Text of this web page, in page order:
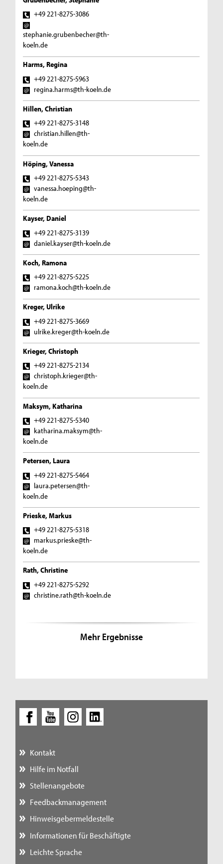
+49 221-8275-3086
stephanie.grubenbecher@th-
koeln.de
Harms, Regina
+49 221-8275-5963
regina.harms@th-koeln.de
Hillen, Christian
+49 221-8275-3148
christian.hillen@th-
koeln.de
Höping, Vanessa
+49 221-8275-5343
vanessa.hoeping@th-
koeln.de
Kayser, Daniel
+49 221-8275-3139
daniel.kayser@th-koeln.de
Koch, Ramona
+49 221-8275-5225
ramona.koch@th-koeln.de
Kreger, Ulrike
+49 221-8275-3669
ulrike.kreger@th-koeln.de
Krieger, Christoph
+49 221-8275-2134
christoph.krieger@th-
koeln.de
Maksym, Katharina
+49 221-8275-5340
katharina.maksym@th-
koeln.de
Petersen, Laura
+49 221-8275-5464
laura.petersen@th-
koeln.de
Prieske, Markus
+49 221-8275-5318
markus.prieske@th-
koeln.de
Rath, Christine
+49 221-8275-5292
christine.rath@th-koeln.de
Mehr Ergebnisse
Kontakt
Hilfe im Notfall
Stellenangebote
Feedbackmanagement
Hinweisgebermeldestelle
Informationen für Beschäftigte
Leichte Sprache